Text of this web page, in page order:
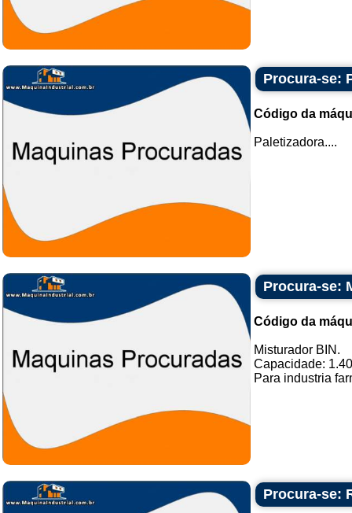
Procura-se:
Código da
Paletizadora....
Procura-se:
Código da
Misturador BIN.
Capacidade:
Para industria
Procura-se: